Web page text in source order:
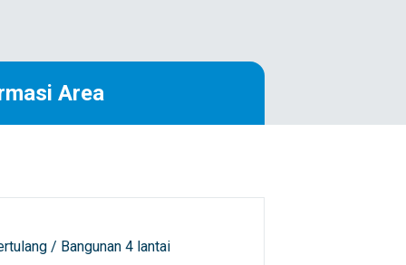
Area
/ Bangunan 4 lantai